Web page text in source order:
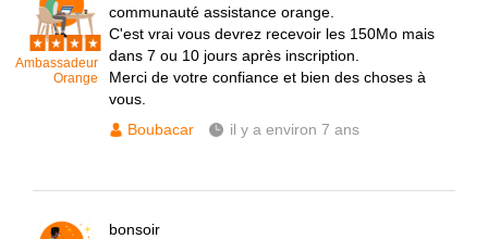
Ambassadeur
Orange
communauté assistance orange.
C'est vrai vous devrez recevoir les 150Mo mais
dans 7 ou 10 jours après inscription.
Merci de votre confiance et bien des choses à
vous.
Boubacar
il y a environ 7 ans
bonsoir